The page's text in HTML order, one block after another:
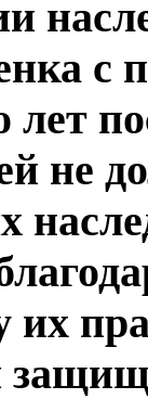
с
лет
не
их